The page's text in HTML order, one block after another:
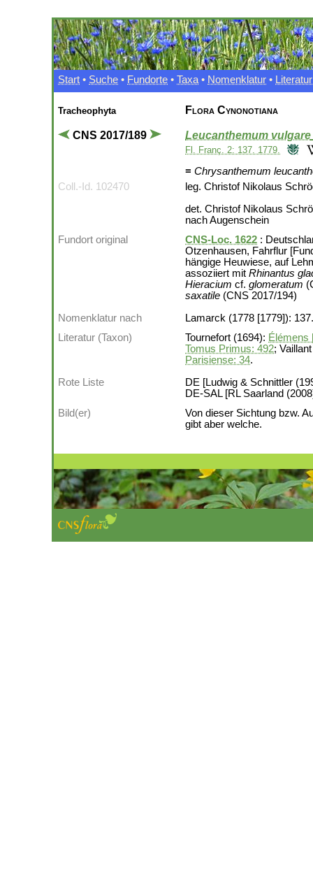
Start • Suche • Fundorte • Taxa • Nomenklatur • Literatur
Tracheophyta
CNS 2017/189
Flora Cynonotiana
Leucanthemum vulgare
Fl. Franç. 2: 137. 1779.
≡ Chrysanthemum
Coll.-Id. 102470
leg. Christof Nikolaus
det. Christof Nikolaus
nach Augenschein
Fundort original
CNS-Loc. 1622 :
Otzenhausen, Fahrflur
hängige Heuwiese, auf
assoziiert mit Rhinantus
Hieracium cf. glomeratum
saxatile (CNS 2017/194)
Nomenklatur nach
Lamarck (1778 [1779]): 137.
Literatur (Taxon)
Tournefort (1694): Élémens
Tomus Primus: 492;
Parisiense: 34.
Rote Liste
DE [Ludwig & Schnittler
DE-SAL [RL Saarland
Bild(er)
Von dieser Sichtung bzw.
gibt aber welche.